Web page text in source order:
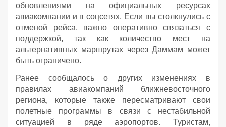
обновлениями на официальных ресурсах
авиакомпании и в соцсетях. Если вы столкнулись с
отменой рейса, важно оперативно связаться с
поддержкой, так как количество мест на
альтернативных маршрутах через Даммам может
быть ограничено.
Ранее сообщалось о других изменениях в
правилах авиакомпаний ближневосточного
региона, которые также пересматривают свои
полетные программы в связи с нестабильной
ситуацией в ряде аэропортов. Туристам,